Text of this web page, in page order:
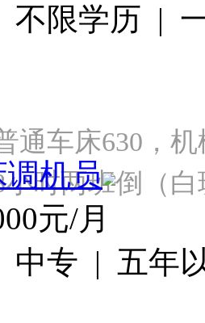
不限学历 |
通车床630，
小时两班倒（
机员
元/月
中专 | 五年